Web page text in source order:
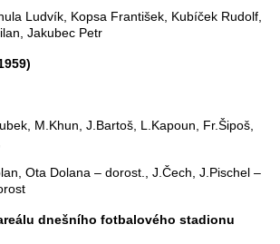
Ludvík, Kopsa František, Kubíček Rudolf,
Jakubec Petr
M.Khun, J.Bartoš, L.Kapoun, Fr.Šipoš,
Ota Dolana – dorost., J.Čech, J.Pischel –
dnešního fotbalového stadionu